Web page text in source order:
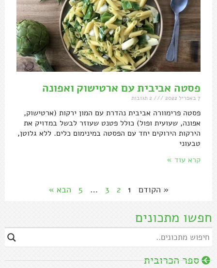
חפשו מתכונים
ספר הכרובית
פסטה אביבית עם ארטישוק ואפונה
7 באפריל 2022
פסטה פרימוורה אביבית נהדרת עם המון ירקות (ארטישוק,
אפונה, שעועית ופול) כולל פטנט שעוזר לבשל במדויק את
הירקות הירוקים יחד עם הפסטה במינימום כלים. ללא גלוטן,
טבעוני
קרא עוד »
« הקודם 1
2
3
…
5 הבא »